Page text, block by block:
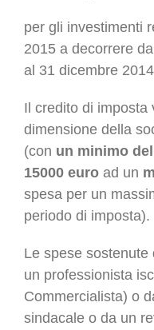
per gli investimenti
2015 a decorrere
al 31 dicembre
Il credito di imposta
dimensione della
(con un minimo
15000 euro ad un
spesa per un
periodo di imposta).
Le spese
un professionista
Commercialista) o
sindacale o da un